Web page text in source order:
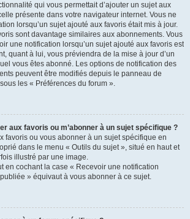
qui vous permettait d’ajouter un sujet aux
présente dans votre navigateur internet. Vous ne
lorsqu’un sujet ajouté aux favoris était mis à jour.
sont davantage similaires aux abonnements. Vous
une notification lorsqu’un sujet ajouté aux favoris est
quant à lui, vous préviendra de la mise à jour d’un
vous êtes abonné. Les options de notification des
peuvent être modifiés depuis le panneau de
les « Préférences du forum ».
aux favoris ou m’abonner à un sujet spécifique ?
favoris ou vous abonner à un sujet spécifique en
dans le menu « Outils du sujet », situé en haut et
illustré par une image.
en cochant la case « Recevoir une notification
» équivaut à vous abonner à ce sujet.